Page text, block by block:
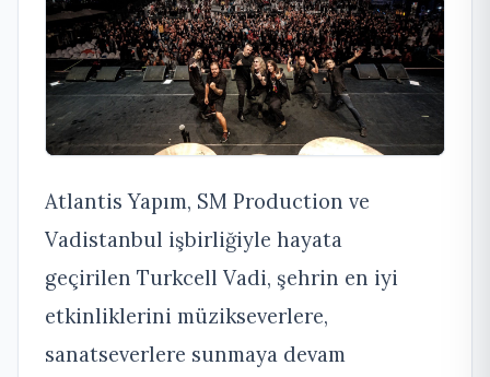
Atlantis Yapım, SM Production ve
Vadistanbul işbirliğiyle hayata
geçirilen Turkcell Vadi, şehrin en iyi
etkinliklerini müzikseverlere,
sanatseverlere sunmaya devam